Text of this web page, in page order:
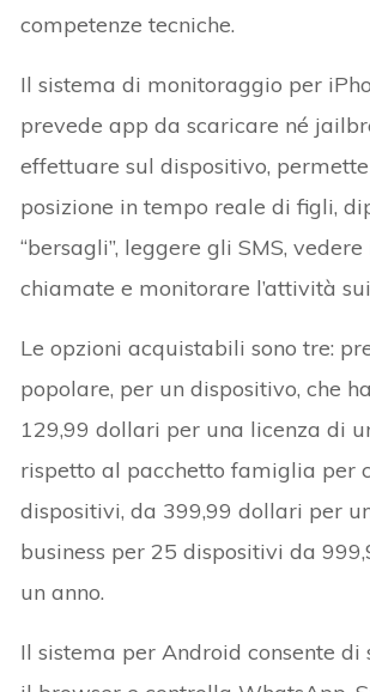
competenze tecniche.
Il sistema di monitoraggio per
prevede app da scaricare né
effettuare sul dispositivo,
posizione in tempo reale di figli,
“bersagli”, leggere gli SMS,
chiamate e monitorare l’attività
Le opzioni acquistabili sono tre:
popolare, per un dispositivo, che
129,99 dollari per una licenza di
rispetto al pacchetto famiglia per
dispositivi, da 399,99 dollari per
business per 25 dispositivi da
un anno.
Il sistema per Android consente